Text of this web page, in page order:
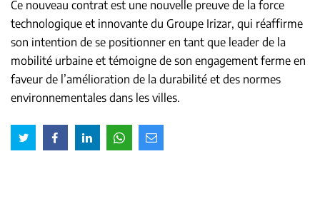
Ce nouveau contrat est une nouvelle preuve de la force
technologique et innovante du Groupe Irizar, qui réaffirme
son intention de se positionner en tant que leader de la
mobilité urbaine et témoigne de son engagement ferme en
faveur de l’amélioration de la durabilité et des normes
environnementales dans les villes.